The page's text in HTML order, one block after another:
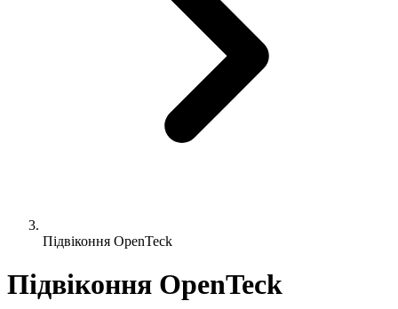
Підвіконня OpenTeck
Підвіконня OpenTeck